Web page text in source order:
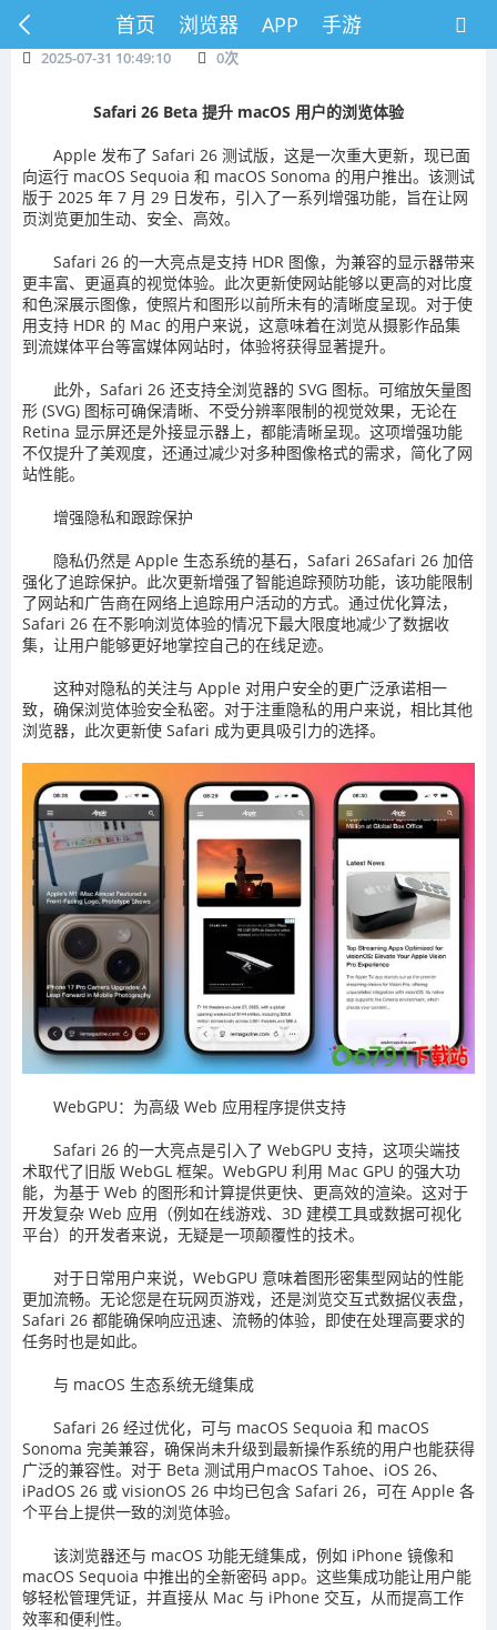
首页 浏览器 APP 手游
2025-07-31 10:49:10 0次
Safari 26 Beta 提升 macOS 用户的浏览体验
Apple 发布了 Safari 26 测试版，这是一次重大更新，现已面
向运行 macOS Sequoia 和 macOS Sonoma 的用户推出。该测试
版于 2025 年 7 月 29 日发布，引入了一系列增强功能，旨在让网
页浏览更加生动、安全、高效。
Safari 26 的一大亮点是支持 HDR 图像，为兼容的显示器带来
更丰富、更逼真的视觉体验。此次更新使网站能够以更高的对比度
和色深展示图像，使照片和图形以前所未有的清晰度呈现。对于使
用支持 HDR 的 Mac 的用户来说，这意味着在浏览从摄影作品集
到流媒体平台等富媒体网站时，体验将获得显著提升。
此外，Safari 26 还支持全浏览器的 SVG 图标。可缩放矢量图
形 (SVG) 图标可确保清晰、不受分辨率限制的视觉效果，无论在
Retina 显示屏还是外接显示器上，都能清晰呈现。这项增强功能
不仅提升了美观度，还通过减少对多种图像格式的需求，简化了网
站性能。
增强隐私和跟踪保护
隐私仍然是 Apple 生态系统的基石，Safari 26Safari 26 加倍
强化了追踪保护。此次更新增强了智能追踪预防功能，该功能限制
了网站和广告商在网络上追踪用户活动的方式。通过优化算法，
Safari 26 在不影响浏览体验的情况下最大限度地减少了数据收
集，让用户能够更好地掌控自己的在线足迹。
这种对隐私的关注与 Apple 对用户安全的更广泛承诺相一
致，确保浏览体验安全私密。对于注重隐私的用户来说，相比其他
浏览器，此次更新使 Safari 成为更具吸引力的选择。
WebGPU：为高级 Web 应用程序提供支持
Safari 26 的一大亮点是引入了 WebGPU 支持，这项尖端技
术取代了旧版 WebGL 框架。WebGPU 利用 Mac GPU 的强大功
能，为基于 Web 的图形和计算提供更快、更高效的渲染。这对于
开发复杂 Web 应用（例如在线游戏、3D 建模工具或数据可视化
平台）的开发者来说，无疑是一项颠覆性的技术。
对于日常用户来说，WebGPU 意味着图形密集型网站的性能
更加流畅。无论您是在玩网页游戏，还是浏览交互式数据仪表盘，
Safari 26 都能确保响应迅速、流畅的体验，即使在处理高要求的
任务时也是如此。
与 macOS 生态系统无缝集成
Safari 26 经过优化，可与 macOS Sequoia 和 macOS
Sonoma 完美兼容，确保尚未升级到最新操作系统的用户也能获得
广泛的兼容性。对于 Beta 测试用户macOS Tahoe、iOS 26、
iPadOS 26 或 visionOS 26 中均已包含 Safari 26，可在 Apple 各
个平台上提供一致的浏览体验。
该浏览器还与 macOS 功能无缝集成，例如 iPhone 镜像和
macOS Sequoia 中推出的全新密码 app。这些集成功能让用户能
够轻松管理凭证，并直接从 Mac 与 iPhone 交互，从而提高工作
效率和便利性。